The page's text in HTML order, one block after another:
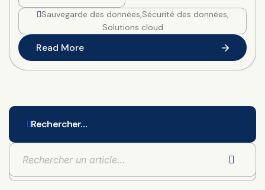
Sauvegarde des données,Sécurité des données,
Solutions cloud
Read More
Rechercher…